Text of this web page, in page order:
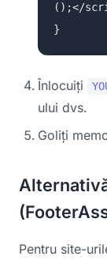
();</
}
Înlocuiți
ului dvs.
Goliți
Pentru site-